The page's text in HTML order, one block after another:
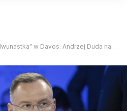
w Davos. Andrzej Duda na liście